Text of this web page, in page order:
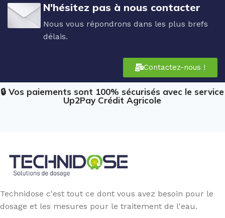
N'hésitez pas à nous contacter
Nous vous répondrons dans les plus brefs
délais.
Contactez-nous !
🔒 Vos paiements sont 100% sécurisés avec le service
Up2Pay Crédit Agricole
Technidose c'est tout ce dont vous avez besoin pour le
dosage et les mesures pour le traitement de l'eau.